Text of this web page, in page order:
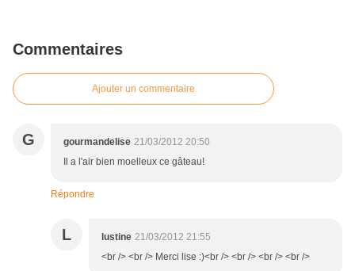
Commentaires
Ajouter un commentaire
G gourmandelise 21/03/2012 20:50
Il a l'air bien moelleux ce gâteau!
Répondre
L lustine 21/03/2012 21:55
<br /> <br /> Merci lise :)<br /> <br /> <br /> <br />